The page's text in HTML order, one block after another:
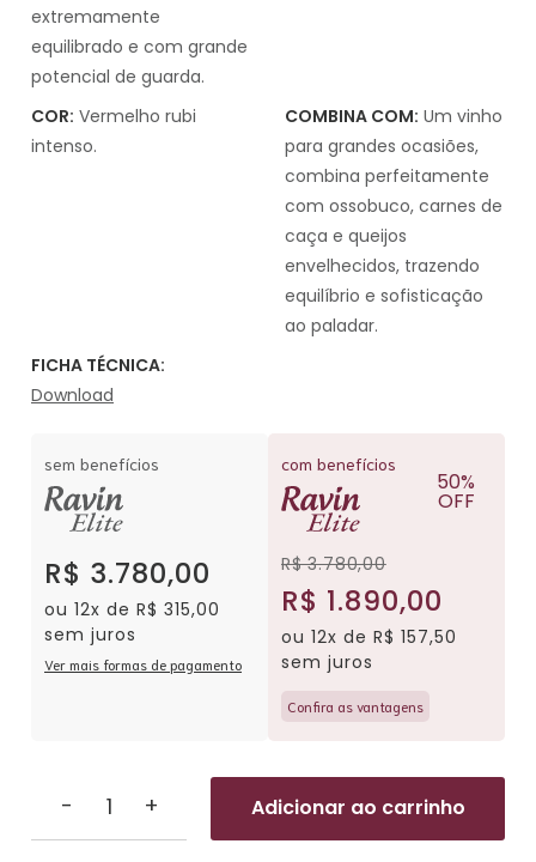
COR: Vermelho rubi
intenso.
extremamente
equilibrado e com grande
potencial de guarda.
COMBINA COM: Um vinho
para grandes ocasiões,
combina perfeitamente
com ossobuco, carnes de
caça e queijos
envelhecidos, trazendo
equilíbrio e sofisticação
ao paladar.
FICHA TÉCNICA:
Download
sem benefícios
R$ 3.780,00
ou 12x de R$ 315,00
sem juros
Ver mais formas de pagamento
com benefícios
R$ 3.780,00
R$ 1.890,00
50%
OFF
ou 12x de R$ 157,50
sem juros
Confira as vantagens
- + Adicionar ao carrinho